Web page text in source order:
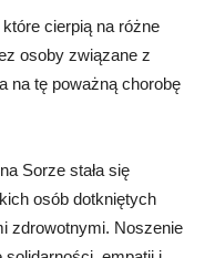
cierpią na różne
osoby związane z
na tę poważną chorobę
Sorze stała się
osób dotkniętych
zdrowotnymi. Noszenie